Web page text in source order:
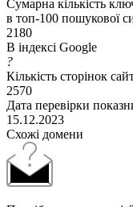
Сумарна кількість
в топ-100 пошукової
2180
В індексі Google
?
Кількість сторінок
2570
Дата перевірки
15.12.2023
Схожі домени